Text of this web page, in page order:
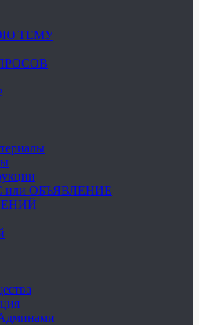
ТЕМУ
ОБЪЯВЛЕНИЕ